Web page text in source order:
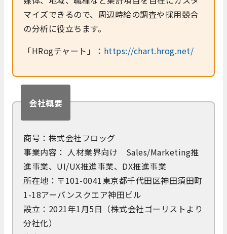
マイズできるので、周辺時給の調査や採用競合
の分析に役立ちます。
「HRogチャート」： https://chart.hrog.net/
会社概要
商号：株式会社フロッグ
事業内容： 人材業界向け Sales/Marketing推
進事業、UI/UX推進事業、DX推進事業
所在地：〒101-0041東京都千代田区神田須田町
1-18アーバンスクエア神田ビル
設立：2021年1月5日（株式会社ゴーリストより
分社化）